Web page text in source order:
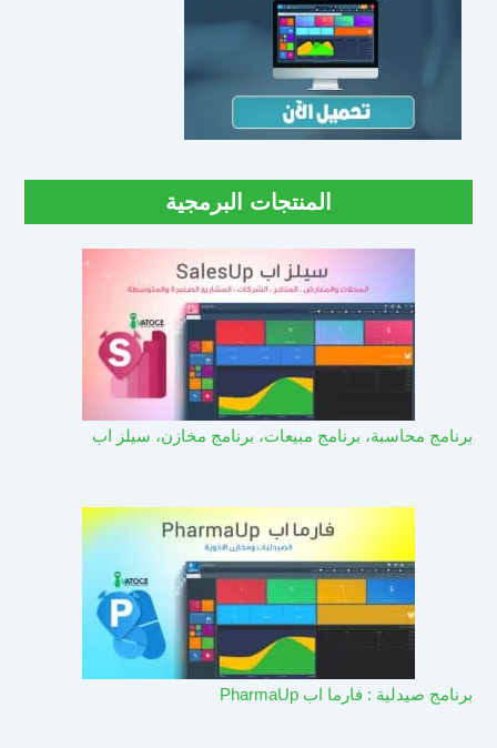
المنتجات البرمجية
برنامج محاسبة، برنامج مبيعات، برنامج مخازن، سيلز اب
برنامج صيدلية : فارما اب PharmaUp​